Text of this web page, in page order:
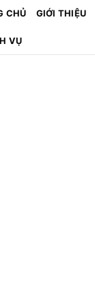
CHỦ GIỚI THIỆU
VỤ